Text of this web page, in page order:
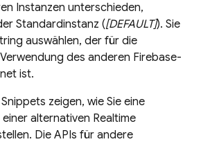
Instanzen unterschieden,
Standardinstanz ([DEFAULT]). Sie
auswählen, der für die
des anderen Firebase-
ist.
zeigen, wie Sie eine
alternativen Realtime
Die APIs für andere